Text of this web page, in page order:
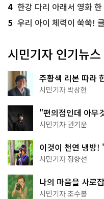
4 한강 다리 아래서 영화
5 우리 아이 체력이 쑥쑥!
시민기자 인기뉴스
주황색 리본 따라
서울둘레길 15코스
시민기자 박상현
"편의점인데 아무
한 편의점의 정체
시민기자 권기윤
이것이 천연 냉방!
나볼까
시민기자 정향선
나의 마음을 사로
상작 공개!
시민기자 조수봉